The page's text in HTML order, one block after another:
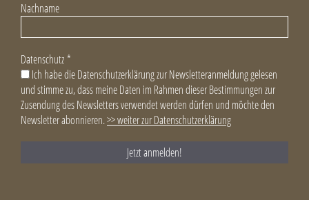
Nachname
Datenschutz *
Ich habe die Datenschutzerklärung zur Newsletteranmeldung gelesen
und stimme zu, dass meine Daten im Rahmen dieser Bestimmungen zur
Zusendung des Newsletters verwendet werden dürfen und möchte den
Newsletter abonnieren.>> weiter zur Datenschutzerklärung